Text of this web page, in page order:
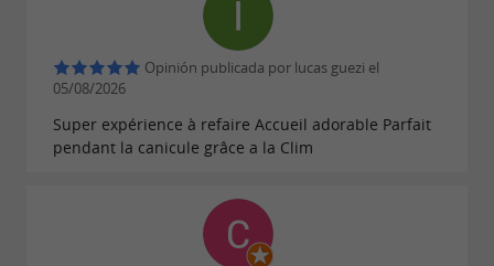
Opinión publicada por lucas guezi el
05/08/2026
Super expérience à refaire Accueil adorable Parfait
pendant la canicule grâce a la Clim